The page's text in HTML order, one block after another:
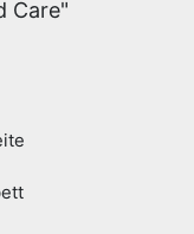
Care"